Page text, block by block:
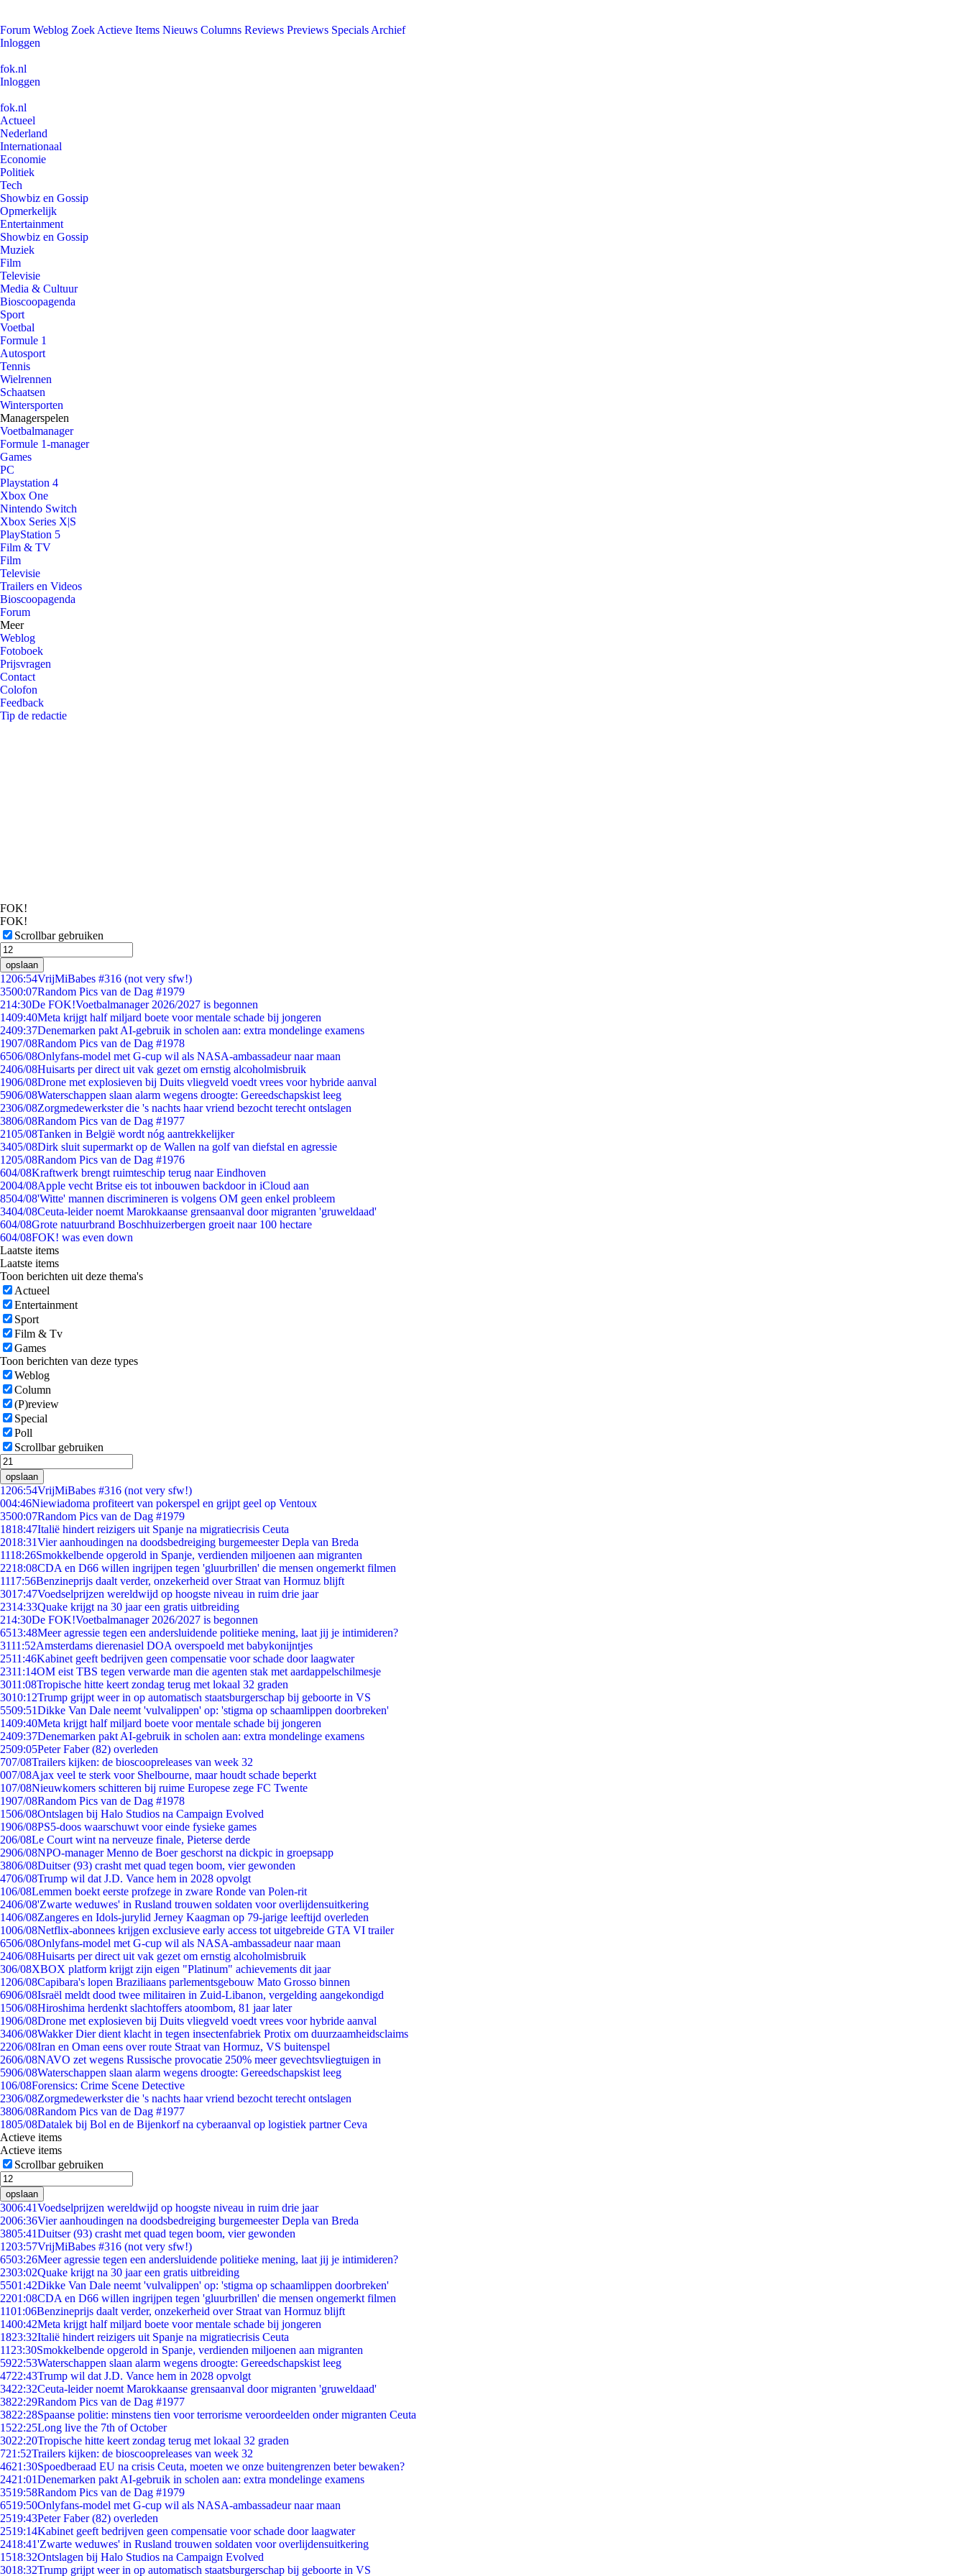
Forum Weblog Zoek Actieve Items Nieuws Columns Reviews Previews Specials Archief
Inloggen
fok.nl
Inloggen
fok.nl
Actueel
Nederland
Internationaal
Economie
Politiek
Tech
Showbiz en Gossip
Opmerkelijk
Entertainment
Showbiz en Gossip
Muziek
Film
Televisie
Media & Cultuur
Bioscoopagenda
Sport
Voetbal
Formule 1
Autosport
Tennis
Wielrennen
Schaatsen
Wintersporten
Managerspelen
Voetbalmanager
Formule 1-manager
Games
PC
Playstation 4
Xbox One
Nintendo Switch
Xbox Series X|S
PlayStation 5
Film & TV
Film
Televisie
Trailers en Videos
Bioscoopagenda
Forum
Meer
Weblog
Fotoboek
Prijsvragen
Contact
Colofon
Feedback
Tip de redactie
FOK!
FOK!
Scrollbar gebruiken
opslaan
1206:54VrijMiBabes #316 (not very sfw!)
3500:07Random Pics van de Dag #1979
214:30De FOK!Voetbalmanager 2026/2027 is begonnen
1409:40Meta krijgt half miljard boete voor mentale schade bij jongeren
2409:37Denemarken pakt AI-gebruik in scholen aan: extra mondelinge examens
1907/08Random Pics van de Dag #1978
6506/08Onlyfans-model met G-cup wil als NASA-ambassadeur naar maan
2406/08Huisarts per direct uit vak gezet om ernstig alcoholmisbruik
1906/08Drone met explosieven bij Duits vliegveld voedt vrees voor hybride aanval
5906/08Waterschappen slaan alarm wegens droogte: Gereedschapskist leeg
2306/08Zorgmedewerkster die 's nachts haar vriend bezocht terecht ontslagen
3806/08Random Pics van de Dag #1977
2105/08Tanken in België wordt nóg aantrekkelijker
3405/08Dirk sluit supermarkt op de Wallen na golf van diefstal en agressie
1205/08Random Pics van de Dag #1976
604/08Kraftwerk brengt ruimteschip terug naar Eindhoven
2004/08Apple vecht Britse eis tot inbouwen backdoor in iCloud aan
8504/08'Witte' mannen discrimineren is volgens OM geen enkel probleem
3404/08Ceuta-leider noemt Marokkaanse grensaanval door migranten 'gruweldaad'
604/08Grote natuurbrand Boschhuizerbergen groeit naar 100 hectare
604/08FOK! was even down
Laatste items
Laatste items
Toon berichten uit deze thema's
Actueel
Entertainment
Sport
Film & Tv
Games
Toon berichten van deze types
Weblog
Column
(P)review
Special
Poll
Scrollbar gebruiken
opslaan
1206:54VrijMiBabes #316 (not very sfw!)
004:46Niewiadoma profiteert van pokerspel en grijpt geel op Ventoux
3500:07Random Pics van de Dag #1979
1818:47Italië hindert reizigers uit Spanje na migratiecrisis Ceuta
2018:31Vier aanhoudingen na doodsbedreiging burgemeester Depla van Breda
1118:26Smokkelbende opgerold in Spanje, verdienden miljoenen aan migranten
2218:08CDA en D66 willen ingrijpen tegen 'gluurbrillen' die mensen ongemerkt filmen
1117:56Benzineprijs daalt verder, onzekerheid over Straat van Hormuz blijft
3017:47Voedselprijzen wereldwijd op hoogste niveau in ruim drie jaar
2314:33Quake krijgt na 30 jaar een gratis uitbreiding
214:30De FOK!Voetbalmanager 2026/2027 is begonnen
6513:48Meer agressie tegen een andersluidende politieke mening, laat jij je intimideren?
3111:52Amsterdams dierenasiel DOA overspoeld met babykonijntjes
2511:46Kabinet geeft bedrijven geen compensatie voor schade door laagwater
2311:14OM eist TBS tegen verwarde man die agenten stak met aardappelschilmesje
3011:08Tropische hitte keert zondag terug met lokaal 32 graden
3010:12Trump grijpt weer in op automatisch staatsburgerschap bij geboorte in VS
5509:51Dikke Van Dale neemt 'vulvalippen' op: 'stigma op schaamlippen doorbreken'
1409:40Meta krijgt half miljard boete voor mentale schade bij jongeren
2409:37Denemarken pakt AI-gebruik in scholen aan: extra mondelinge examens
2509:05Peter Faber (82) overleden
707/08Trailers kijken: de bioscoopreleases van week 32
007/08Ajax veel te sterk voor Shelbourne, maar houdt schade beperkt
107/08Nieuwkomers schitteren bij ruime Europese zege FC Twente
1907/08Random Pics van de Dag #1978
1506/08Ontslagen bij Halo Studios na Campaign Evolved
1906/08PS5-doos waarschuwt voor einde fysieke games
206/08Le Court wint na nerveuze finale, Pieterse derde
2906/08NPO-manager Menno de Boer geschorst na dickpic in groepsapp
3806/08Duitser (93) crasht met quad tegen boom, vier gewonden
4706/08Trump wil dat J.D. Vance hem in 2028 opvolgt
106/08Lemmen boekt eerste profzege in zware Ronde van Polen-rit
2406/08'Zwarte weduwes' in Rusland trouwen soldaten voor overlijdensuitkering
1406/08Zangeres en Idols-jurylid Jerney Kaagman op 79-jarige leeftijd overleden
1006/08Netflix-abonnees krijgen exclusieve early access tot uitgebreide GTA VI trailer
6506/08Onlyfans-model met G-cup wil als NASA-ambassadeur naar maan
2406/08Huisarts per direct uit vak gezet om ernstig alcoholmisbruik
306/08XBOX platform krijgt zijn eigen "Platinum" achievements dit jaar
1206/08Capibara's lopen Braziliaans parlementsgebouw Mato Grosso binnen
6906/08Israël meldt dood twee militairen in Zuid-Libanon, vergelding aangekondigd
1506/08Hiroshima herdenkt slachtoffers atoombom, 81 jaar later
1906/08Drone met explosieven bij Duits vliegveld voedt vrees voor hybride aanval
3406/08Wakker Dier dient klacht in tegen insectenfabriek Protix om duurzaamheidsclaims
2206/08Iran en Oman eens over route Straat van Hormuz, VS buitenspel
2606/08NAVO zet wegens Russische provocatie 250% meer gevechtsvliegtuigen in
5906/08Waterschappen slaan alarm wegens droogte: Gereedschapskist leeg
106/08Forensics: Crime Scene Detective
2306/08Zorgmedewerkster die 's nachts haar vriend bezocht terecht ontslagen
3806/08Random Pics van de Dag #1977
1805/08Datalek bij Bol en de Bijenkorf na cyberaanval op logistiek partner Ceva
Actieve items
Actieve items
Scrollbar gebruiken
opslaan
3006:41Voedselprijzen wereldwijd op hoogste niveau in ruim drie jaar
2006:36Vier aanhoudingen na doodsbedreiging burgemeester Depla van Breda
3805:41Duitser (93) crasht met quad tegen boom, vier gewonden
1203:57VrijMiBabes #316 (not very sfw!)
6503:26Meer agressie tegen een andersluidende politieke mening, laat jij je intimideren?
2303:02Quake krijgt na 30 jaar een gratis uitbreiding
5501:42Dikke Van Dale neemt 'vulvalippen' op: 'stigma op schaamlippen doorbreken'
2201:08CDA en D66 willen ingrijpen tegen 'gluurbrillen' die mensen ongemerkt filmen
1101:06Benzineprijs daalt verder, onzekerheid over Straat van Hormuz blijft
1400:42Meta krijgt half miljard boete voor mentale schade bij jongeren
1823:32Italië hindert reizigers uit Spanje na migratiecrisis Ceuta
11 23:30Smokkelbende opgerold in Spanje, verdienden miljoenen aan migranten
5922:53Waterschappen slaan alarm wegens droogte: Gereedschapskist leeg
4722:43Trump wil dat J.D. Vance hem in 2028 opvolgt
3422:32Ceuta-leider noemt Marokkaanse grensaanval door migranten 'gruweldaad'
3822:29Random Pics van de Dag #1977
3822:28Spaanse politie: minstens tien voor terrorisme veroordeelden onder migranten Ceuta
1522:25Long live the 7th of October
3022:20Tropische hitte keert zondag terug met lokaal 32 graden
721:52Trailers kijken: de bioscoopreleases van week 32
4621:30Spoedberaad EU na crisis Ceuta, moeten we onze buitengrenzen beter bewaken?
2421:01Denemarken pakt AI-gebruik in scholen aan: extra mondelinge examens
3519:58Random Pics van de Dag #1979
6519:50Onlyfans-model met G-cup wil als NASA-ambassadeur naar maan
2519:43Peter Faber (82) overleden
2519:14Kabinet geeft bedrijven geen compensatie voor schade door laagwater
2418:41'Zwarte weduwes' in Rusland trouwen soldaten voor overlijdensuitkering
1518:32Ontslagen bij Halo Studios na Campaign Evolved
3018:32Trump grijpt weer in op automatisch staatsburgerschap bij geboorte in VS